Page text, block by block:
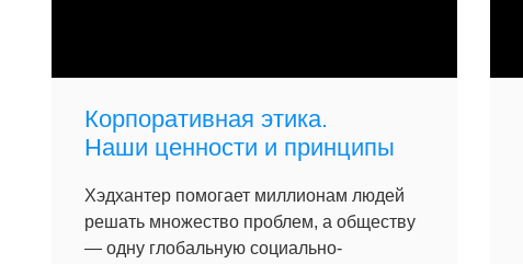
Корпоративная этика.
Наши ценности и принципы
Хэдхантер помогает миллионам людей
решать множество проблем, а обществу
— одну глобальную социально-